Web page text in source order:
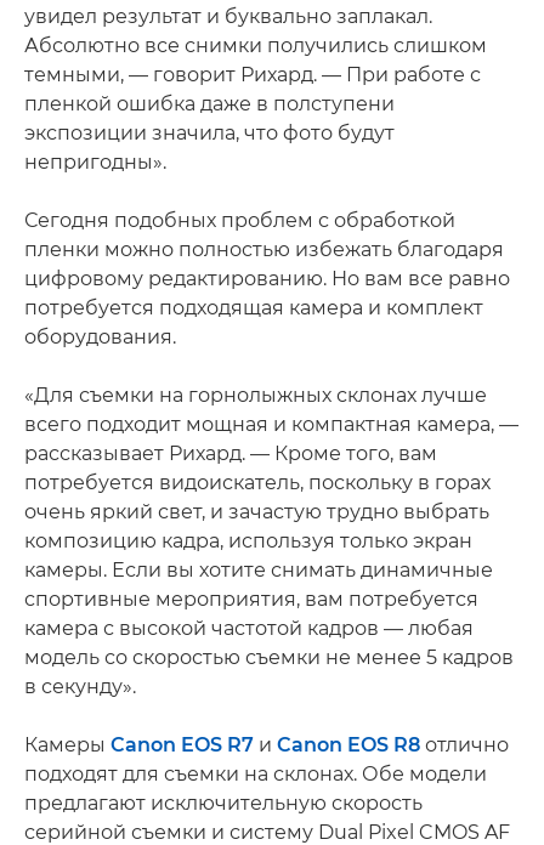
увидел результат и буквально заплакал.
Абсолютно все снимки получились слишком
темными, — говорит Рихард. — При работе с
пленкой ошибка даже в полступени
экспозиции значила, что фото будут
непригодны».
Сегодня подобных проблем с обработкой
пленки можно полностью избежать благодаря
цифровому редактированию. Но вам все равно
потребуется подходящая камера и комплект
оборудования.
«Для съемки на горнолыжных склонах лучше
всего подходит мощная и компактная камера, —
рассказывает Рихард. — Кроме того, вам
потребуется видоискатель, поскольку в горах
очень яркий свет, и зачастую трудно выбрать
композицию кадра, используя только экран
камеры. Если вы хотите снимать динамичные
спортивные мероприятия, вам потребуется
камера с высокой частотой кадров — любая
модель со скоростью съемки не менее 5 кадров
в секунду».
Камеры Canon EOS R7 и Canon EOS R8 отлично
подходят для съемки на склонах. Обе модели
предлагают исключительную скорость
серийной съемки и систему Dual Pixel CMOS AF